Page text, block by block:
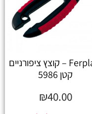
Ferplast – קוצץ ציפורניים
קטן 5986
₪40.00